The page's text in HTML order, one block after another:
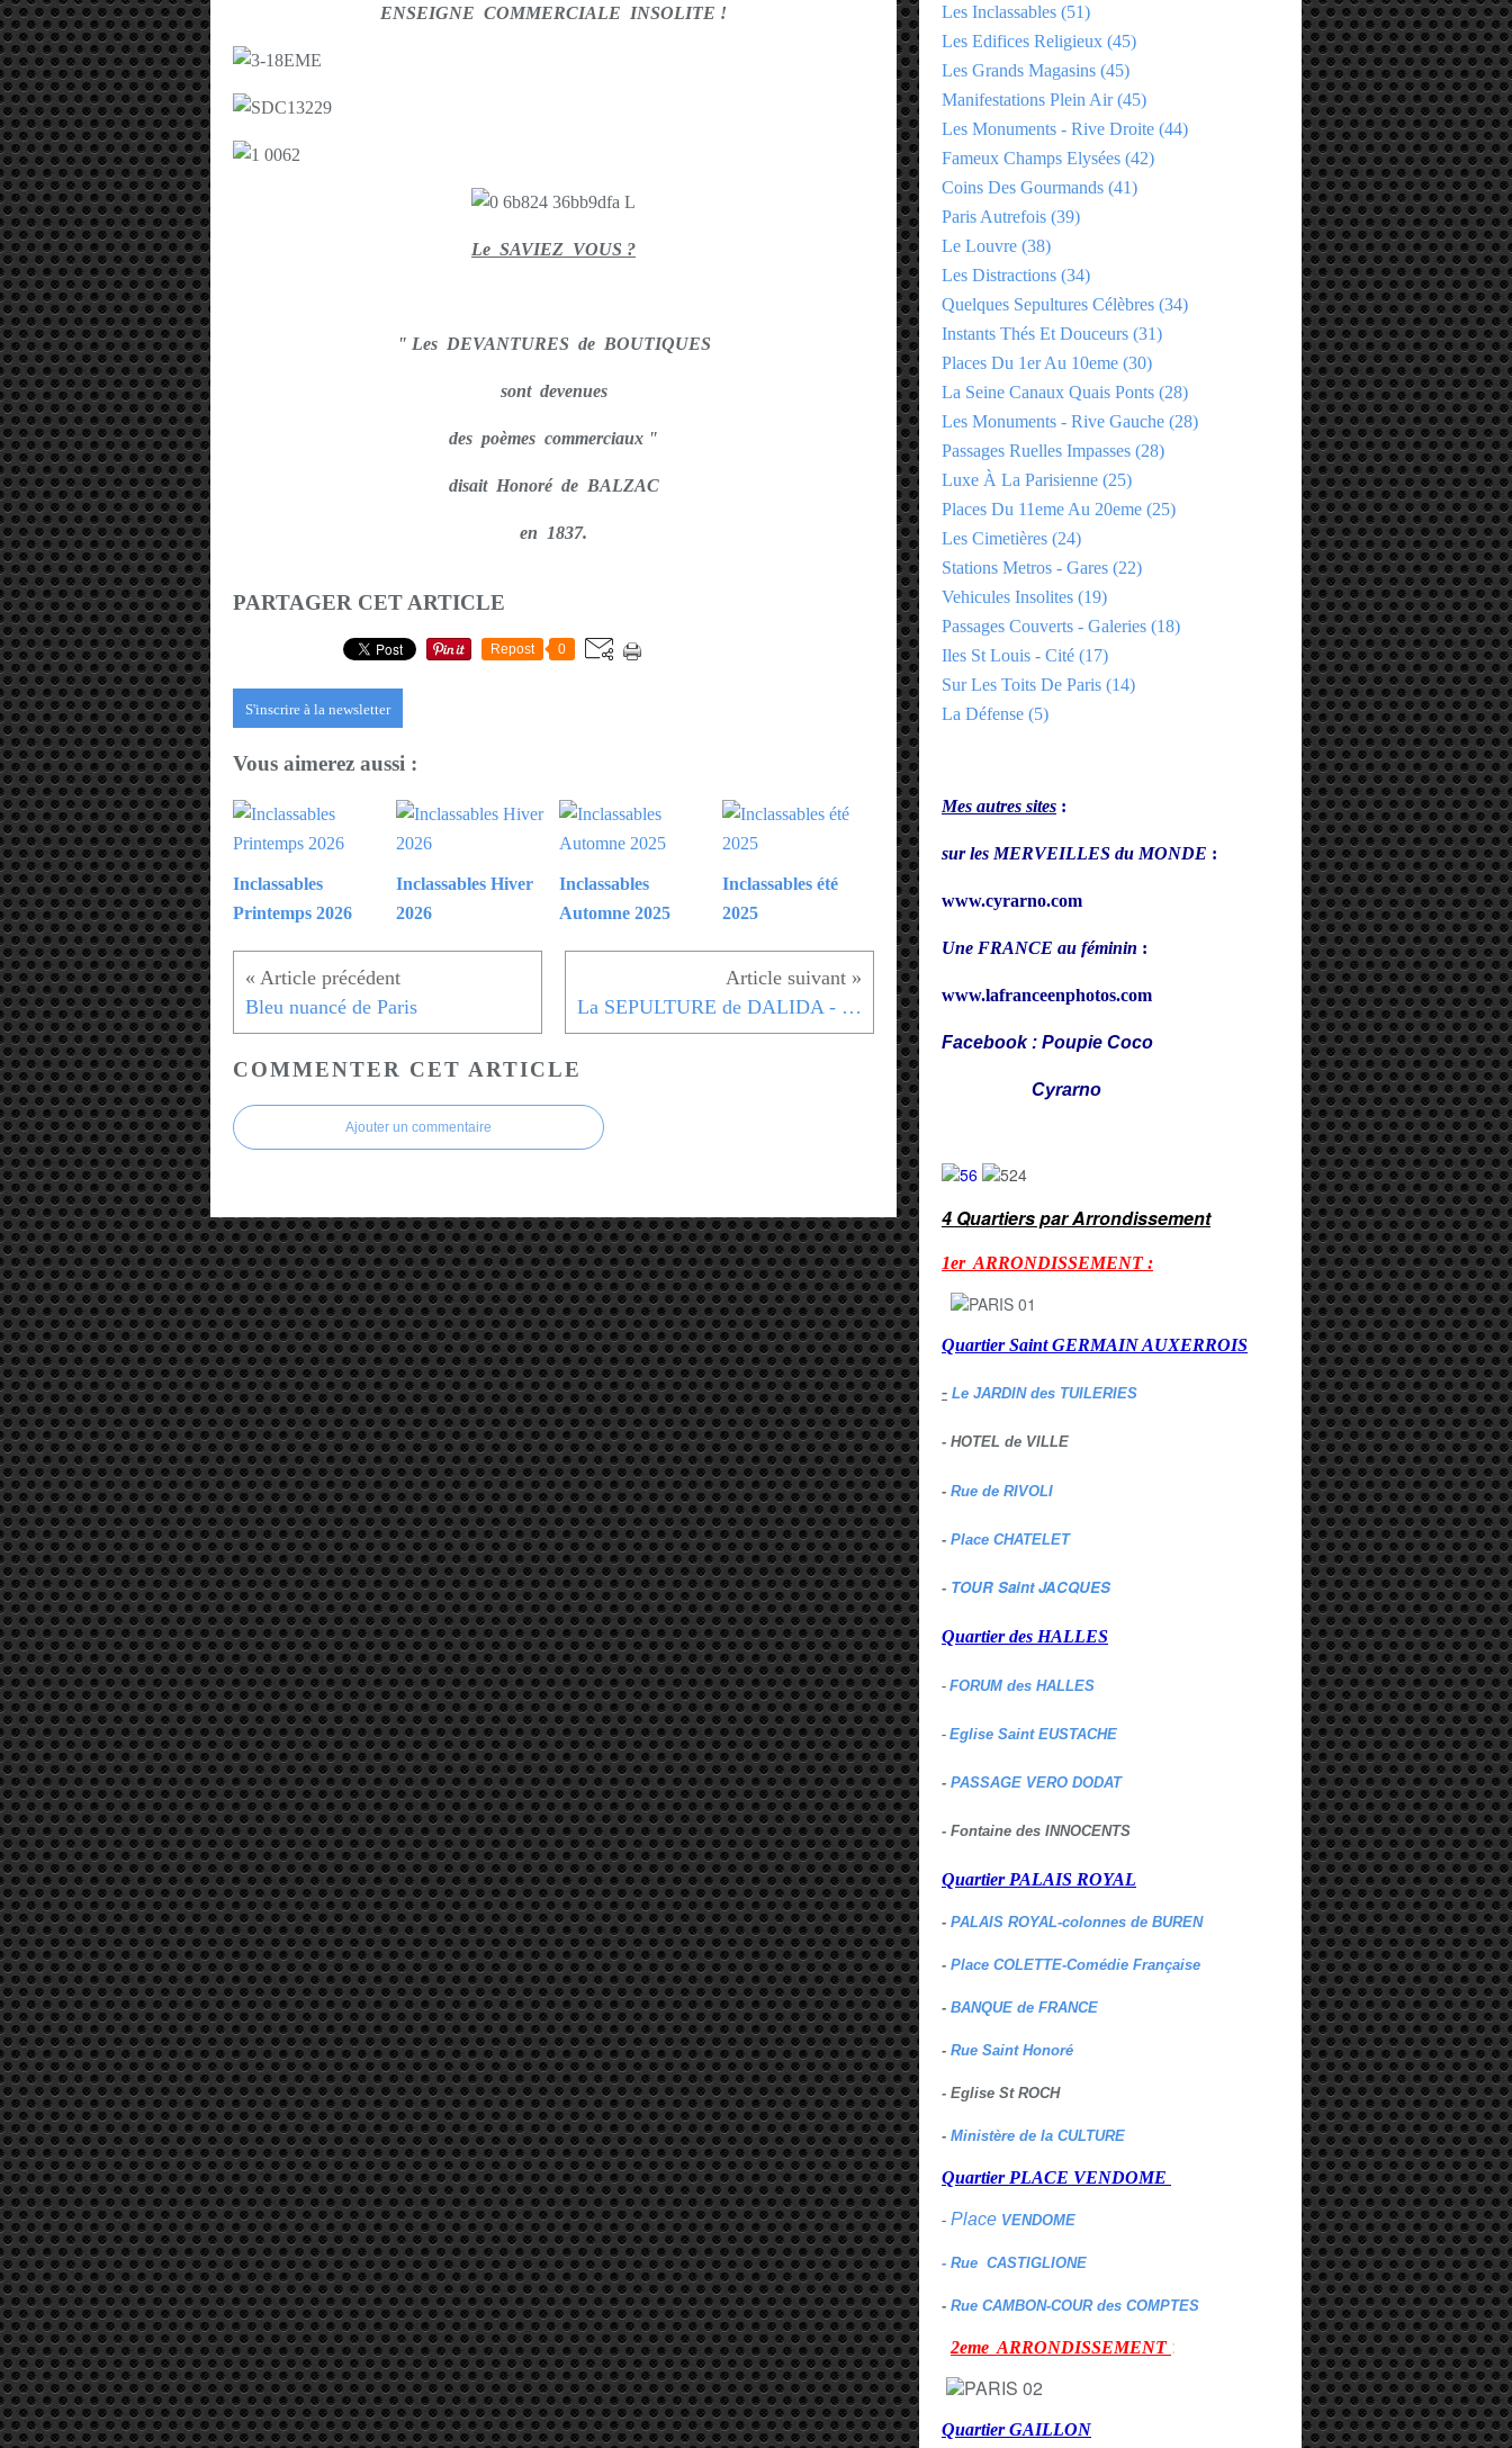
ENSEIGNE COMMERCIALE INSOLITE !
Le SAVIEZ VOUS ?
" Les DEVANTURES de BOUTIQUES
sont devenues
des poèmes commerciaux "
disait Honoré de BALZAC
en 1837.
PARTAGER CET ARTICLE
Repost 0
S'inscrire à la newsletter
Vous aimerez aussi :
Inclassables
Printemps 2026
Inclassables Hiver
2026
Inclassables
Automne 2025
Inclassables été
2025
Bleu nuancé de Paris La SEPULTURE de DALIDA - Cimetière Montmartre - 18eme
COMMENTER CET ARTICLE
Ajouter un commentaire
Les Inclassables (51)
Les Edifices Religieux (45)
Les Grands Magasins (45)
Manifestations Plein Air(45)
Les Monuments - Rive Droite (44)
Fameux Champs Elysées (42)
Coins Des Gourmands (41)
Paris Autrefois (39)
Le Louvre (38)
Les Distractions (34)
Quelques Sepultures Célèbres (34)
Instants Thés Et Douceurs (31)
Places Du 1er Au 10eme (30)
La Seine Canaux Quais Ponts (28)
Les Monuments - Rive Gauche (28)
Passages Ruelles Impasses (28)
Luxe À La Parisienne (25)
Places Du 11eme Au 20eme (25)
Les Cimetières (24)
Stations Metros - Gares (22)
Vehicules Insolites (19)
Passages Couverts - Galeries (18)
Iles St Louis - Cité (17)
Sur Les Toits De Paris (14)
La Défense (5)
Mes autres sites :
sur les MERVEILLES du MONDE :
www.cyrarno.com
Une FRANCE au féminin :
www.lafranceenphotos.com
Facebook : Poupie Coco
Cyrarno
4 Quartiers par Arrondissement
1er ARRONDISSEMENT :
Quartier Saint GERMAIN AUXERROIS
- Le JARDIN des TUILERIES
- HOTEL de VILLE
- Rue de RIVOLI
- Place CHATELET
- TOUR Saint JACQUES
Quartier des HALLES
- FORUM des HALLES
- Eglise Saint EUSTACHE
- PASSAGE VERO DODAT
- Fontaine des INNOCENTS
Quartier PALAIS ROYAL
- PALAIS ROYAL-colonnes de BUREN
- Place COLETTE-Comédie Française
- BANQUE de FRANCE
- Rue Saint Honoré
- Eglise St ROCH
- Ministère de la CULTURE
Quartier PLACE VENDOME
- Place VENDOME
- Rue CASTIGLIONE
- Rue CAMBON-COUR des COMPTES
2eme ARRONDISSEMENT :
Quartier GAILLON